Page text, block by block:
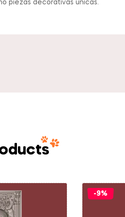
piezas decorativas únicas.
-9%